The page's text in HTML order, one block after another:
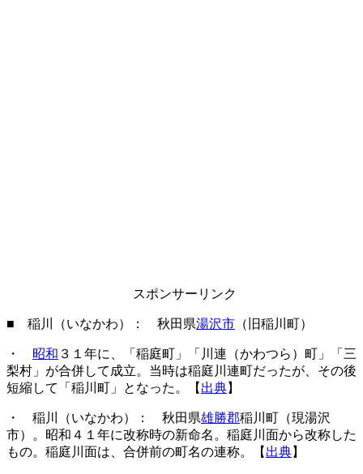
スポンサーリンク
■ 稲川（いなかわ）： 秋田県湯沢市 （旧稲川町）
・ 昭和 ３１年に、「稲庭町」「川連（かわつら）町」「三
梨村」が合併して成立。当時は稲庭川連町だったが、その後
短縮して「稲川町」となった。【 出典】
・ 稲川（いなかわ）： 秋田県雄勝郡稲川町（現湯沢
市）。昭和４１年に改称時の新命名。稲庭川面から改称した
もの。稲庭川面は、合併前の町名の連称。【 出典】